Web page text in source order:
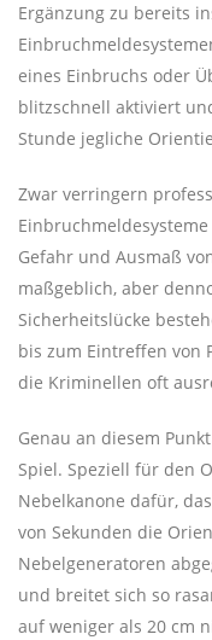
Ergänzung zu bereits
eines Einbruchs oder
blitzschnell aktiviert
Stunde jegliche
Zwar verringern
Gefahr und Ausmaß
maßgeblich, aber
Sicherheitslücke
bis zum Eintreffen von
die Kriminellen oft
Genau an diesem
Spiel. Speziell für den
Nebelkanone dafür,
von Sekunden die
Nebelgeneratoren
und breitet sich so
auf weniger als 20 cm